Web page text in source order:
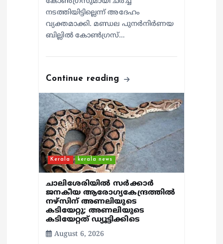
നടത്തിയിട്ടില്ലെന്ന് അദേഹം
വ്യക്തമാക്കി. മണ്ഡല പുനർനിർണയ
ബില്ലിൽ കോൺഗ്രസ്…
Continue reading
Kerala kerala news
ചാലിശേരിയില്‍ സര്‍ക്കാര്‍
ജനകീയ ആരോഗ്യകേന്ദ്രത്തില്‍
നഴ്സിന് അണലിയുടെ
കടിയേറ്റു; അണലിയുടെ
കടിയേറ്റത് ഡ്യൂട്ടിക്കിടെ
August 6, 2026